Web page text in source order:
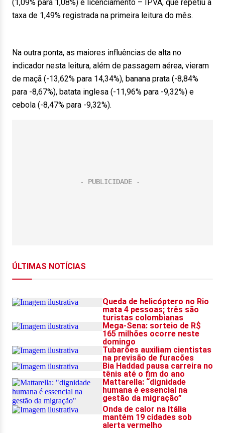
(1,09% para 1,08%) e licenciamento – IPVA, que repetiu a
taxa de 1,49% registrada na primeira leitura do mês.
Na outra ponta, as maiores influências de alta no
indicador nesta leitura, além de passagem aérea, vieram
de maçã (-13,62% para 14,34%), banana prata (-8,84%
para -8,67%), batata inglesa (-11,96% para -9,32%) e
cebola (-8,47% para -9,32%).